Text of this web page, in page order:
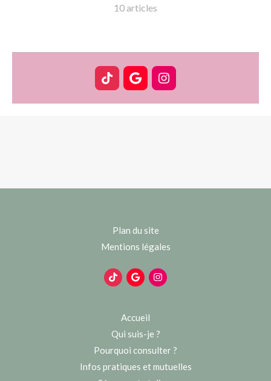
10 articles
Plan du site
Mentions légales
Accueil
Qui suis-je ?
Pourquoi consulter ?
Infos pratiques et mutuelles